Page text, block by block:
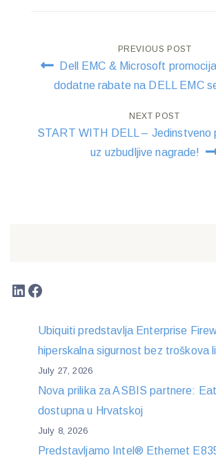
Post
navigation
PREVIOUS POST
Dell EMC & Microsoft
dodatne rabate na DELL EMC
NEXT POST
START WITH DELL – Jedinstveno
uz uzbudljive nagrade!
LinkedIn
Facebook
Ubiquiti predstavlja Enterprise
hiperskalna sigurnost bez troškova
July 27, 2026
Nova prilika za ASBIS partnere:
dostupna u Hrvatskoj
July 8, 2026
Predstavljamo Intel® Ethernet